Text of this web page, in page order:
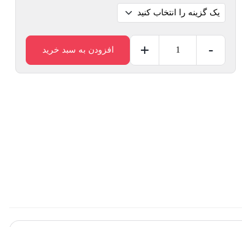
واتر
-
+ افزودن به سبد خرید